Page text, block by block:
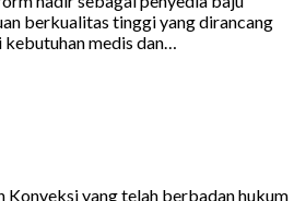
berkualitas tinggi yang dirancang
medis dan…
Konveksi yang telah berbadan hukum